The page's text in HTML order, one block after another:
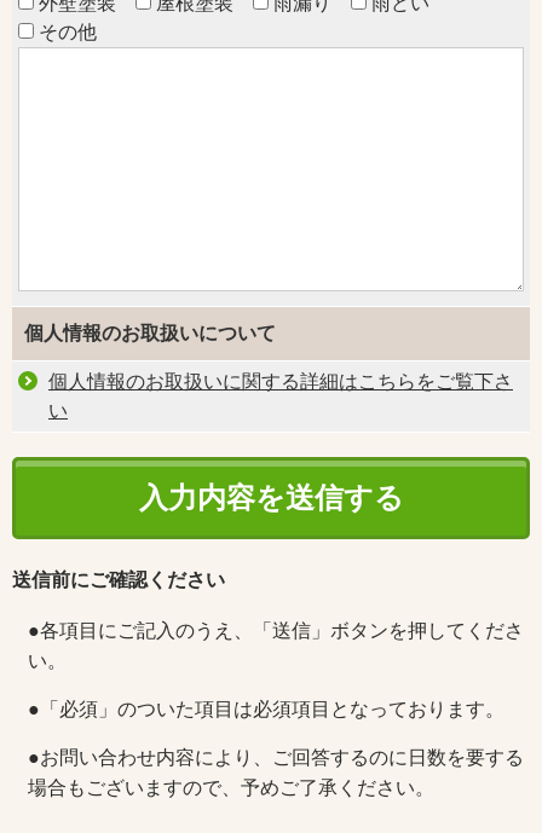
その他
個人情報のお取扱いについて
個人情報のお取扱いに関する詳細はこちらをご覧下さ
い
送信前にご確認ください
●各項目にご記入のうえ、「送信」ボタンを押してくださ
い。
●「必須」のついた項目は必須項目となっております。
●お問い合わせ内容により、ご回答するのに日数を要する
場合もございますので、予めご了承ください。